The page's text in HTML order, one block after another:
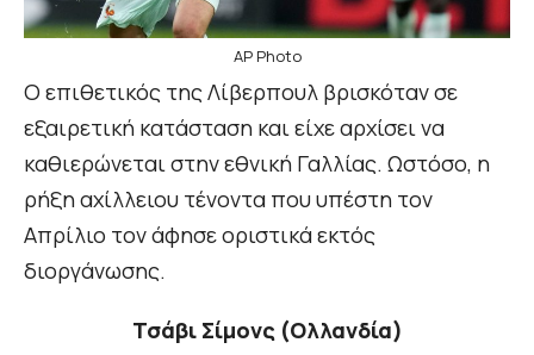
AP Photo
Ο επιθετικός της Λίβερπουλ βρισκόταν σε
εξαιρετική κατάσταση και είχε αρχίσει να
καθιερώνεται στην εθνική Γαλλίας. Ωστόσο, η
ρήξη αχίλλειου τένοντα που υπέστη τον
Απρίλιο τον άφησε οριστικά εκτός
διοργάνωσης.
Τσάβι Σίμονς (Ολλανδία)